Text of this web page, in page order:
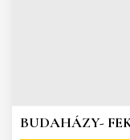
BUDAHÁZY-